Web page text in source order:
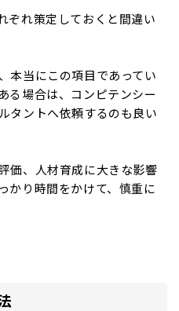
ぞれ策定しておくと間違い
本当にこの項目であってい
る場合は、コンピテンシー
タントへ依頼するのも良い
価、人材育成に大きな影響
かり時間をかけて、慎重に